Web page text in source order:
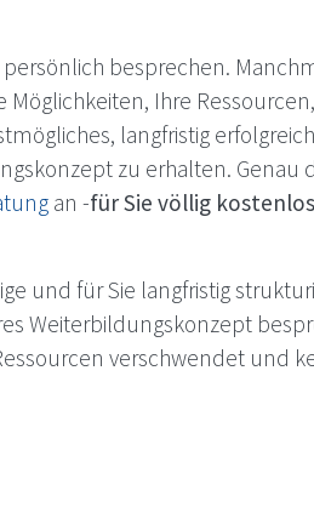
besprechen.
Möglichkeiten, Ihre
langfristig
zu erhalten. Genau
an -für Sie völlig kostenlos
und für Sie langfristig
Weiterbildungskonzept
verschwendet und